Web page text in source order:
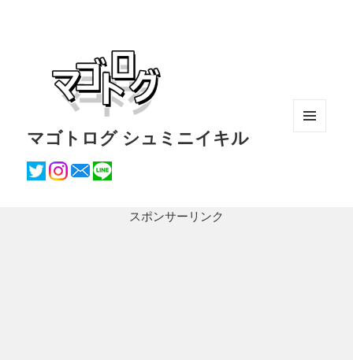
マゴトログ シュミニイキル
スポンサーリンク